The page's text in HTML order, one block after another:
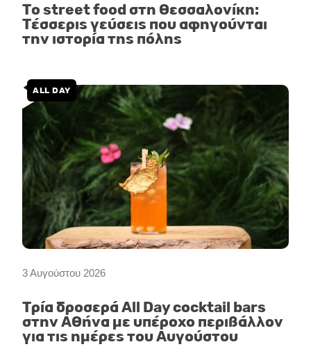
Το street food στη Θεσσαλονίκη:
Τέσσερις γεύσεις που αφηγούνται
την ιστορία της πόλης
3 Αυγούστου 2026
ALL DAY
Τρία δροσερά All Day cocktail bars
στην Αθήνα με υπέροχο περιβάλλον
για τις ημέρες του Αυγούστου